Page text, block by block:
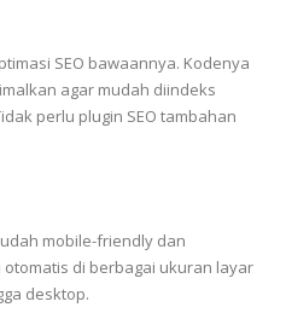
SEO bawaannya. Kodenya
agar mudah diindeks
perlu plugin SEO tambahan
mobile-friendly dan
di berbagai ukuran layar
desktop.